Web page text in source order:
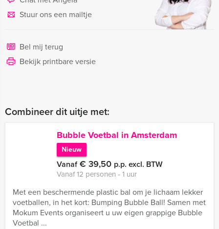
Stuur ons een mailtje
Bel mij terug
Bekijk printbare versie
Combineer dit uitje met:
Bubble Voetbal in Amsterdam
Nieuw
Vanaf€ 39,50 p.p. excl. BTW
Vanaf 12 personen ‐ 1 uur
Met een beschermende plastic bal om je lichaam lekker
voetballen, in het kort: Bumping Bubble Ball! Samen met
Mokum Events organiseert u uw eigen grappige Bubble
Voetbal ...